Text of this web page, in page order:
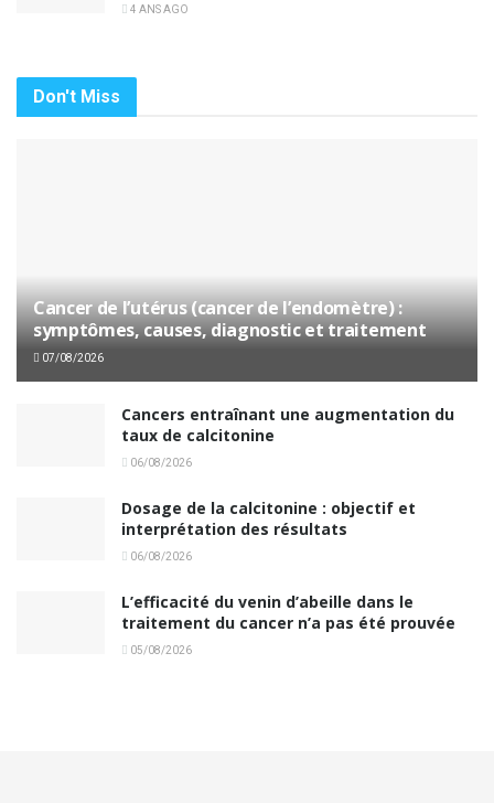
4 ANS AGO
Don't Miss
Cancer de l’utérus (cancer de l’endomètre) :
symptômes, causes, diagnostic et traitement
07/08/2026
Cancers entraînant une augmentation du
taux de calcitonine
06/08/2026
Dosage de la calcitonine : objectif et
interprétation des résultats
06/08/2026
L’efficacité du venin d’abeille dans le
traitement du cancer n’a pas été prouvée
05/08/2026